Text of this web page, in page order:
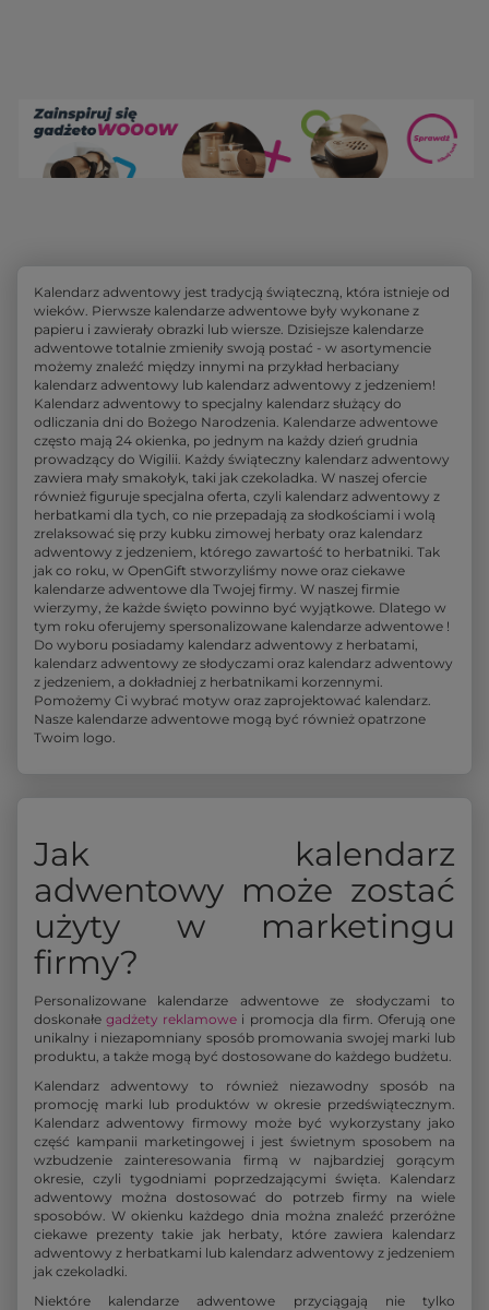
Kalendarz adwentowy jest tradycją świąteczną, która istnieje od
wieków. Pierwsze kalendarze adwentowe były wykonane z
papieru i zawierały obrazki lub wiersze. Dzisiejsze kalendarze
adwentowe totalnie zmieniły swoją postać - w asortymencie
możemy znaleźć między innymi na przykład herbaciany
kalendarz adwentowy lub kalendarz adwentowy z jedzeniem!
Kalendarz adwentowy to specjalny kalendarz służący do
odliczania dni do Bożego Narodzenia. Kalendarze adwentowe
często mają 24 okienka, po jednym na każdy dzień grudnia
prowadzący do Wigilii. Każdy świąteczny kalendarz adwentowy
zawiera mały smakołyk, taki jak czekoladka. W naszej ofercie
również figuruje specjalna oferta, czyli kalendarz adwentowy z
herbatkami dla tych, co nie przepadają za słodkościami i wolą
zrelaksować się przy kubku zimowej herbaty oraz kalendarz
adwentowy z jedzeniem, którego zawartość to herbatniki. Tak
jak co roku, w OpenGift stworzyliśmy nowe oraz ciekawe
kalendarze adwentowe dla Twojej firmy. W naszej firmie
wierzymy, że każde święto powinno być wyjątkowe. Dlatego w
tym roku oferujemy spersonalizowane kalendarze adwentowe !
Do wyboru posiadamy kalendarz adwentowy z herbatami,
kalendarz adwentowy ze słodyczami oraz kalendarz adwentowy
z jedzeniem, a dokładniej z herbatnikami korzennymi.
Pomożemy Ci wybrać motyw oraz zaprojektować kalendarz.
Nasze kalendarze adwentowe mogą być również opatrzone
Twoim logo.
Jak kalendarz
adwentowy może zostać
użyty w marketingu
firmy?
Personalizowane kalendarze adwentowe ze słodyczami to
doskonałegadżety reklamowe i promocja dla firm. Oferują one
unikalny i niezapomniany sposób promowania swojej marki lub
produktu, a także mogą być dostosowane do każdego budżetu.
Kalendarz adwentowy to również niezawodny sposób na
promocję marki lub produktów w okresie przedświątecznym.
Kalendarz adwentowy firmowy może być wykorzystany jako
część kampanii marketingowej i jest świetnym sposobem na
wzbudzenie zainteresowania firmą w najbardziej gorącym
okresie, czyli tygodniami poprzedzającymi święta. Kalendarz
adwentowy można dostosować do potrzeb firmy na wiele
sposobów. W okienku każdego dnia można znaleźć przeróżne
ciekawe prezenty takie jak herbaty, które zawiera kalendarz
adwentowy z herbatkami lub kalendarz adwentowy z jedzeniem
jak czekoladki.
Niektóre kalendarze adwentowe przyciągają nie tylko